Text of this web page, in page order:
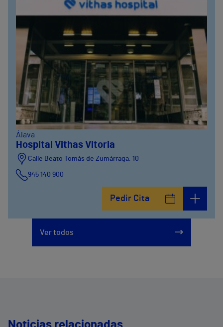
Álava
Hospital Vithas Vitoria
Calle Beato Tomás de Zumárraga, 10
945 140 900
Pedir Cita
Ver todos